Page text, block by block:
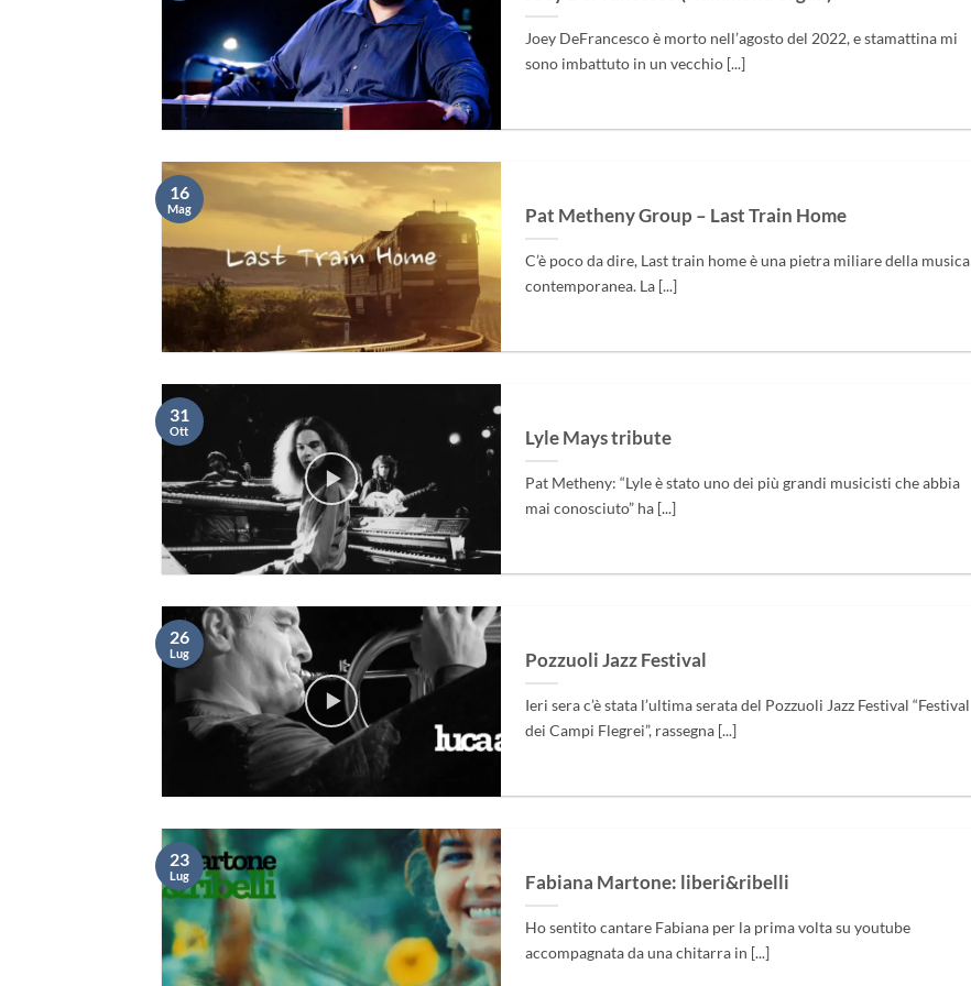
Joey DeFrancesco è morto nell’agosto del 2022, e stamattina mi
sono imbattuto in un vecchio [...]
Pat Metheny Group – Last Train Home
C’è poco da dire, Last train home è una pietra miliare della musica
contemporanea. La [...]
16
Mag
Lyle Mays tribute
Pat Metheny: “Lyle è stato uno dei più grandi musicisti che abbia
mai conosciuto” ha [...]
31
Ott
Pozzuoli Jazz Festival
Ieri sera c’è stata l’ultima serata del Pozzuoli Jazz Festival “Festival
dei Campi Flegrei”, rassegna [...]
26
Lug
Fabiana Martone: liberi&ribelli
Ho sentito cantare Fabiana per la prima volta su youtube
accompagnata da una chitarra in [...]
23
Lug